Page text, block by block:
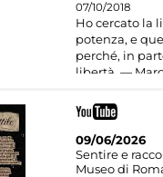
07/10/2018
Ho cercato la
potenza, e
perché, in
libertà. —
09/06/2026
Sentire e
Museo di